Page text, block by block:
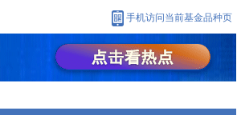
手机访问当前基金品种页